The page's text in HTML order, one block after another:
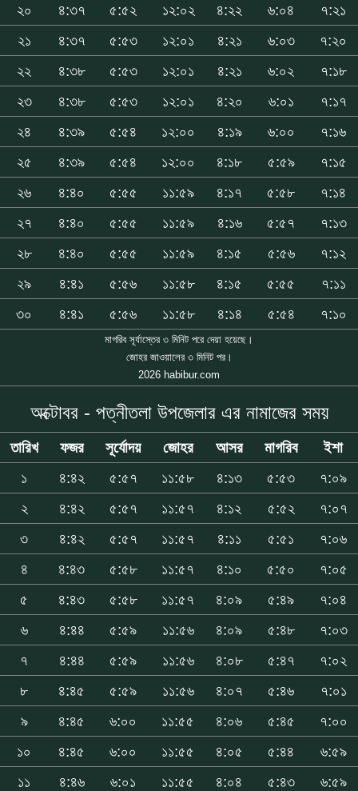
২০
৪:৩৭ ৫:৫২ ১২:০২ ৪:২২ ৬:০৪
৭:২১
২১
৪:৩৭ ৫:৫৩ ১২:০১ ৪:২১ ৬:০৩
৭:২০
২২
৪:৩৮ ৫:৫৩ ১২:০১ ৪:২১ ৬:০২
৭:১৮
২৩
৪:৩৮ ৫:৫৩ ১২:০১ ৪:২০ ৬:০১
৭:১৭
২৪
৪:৩৯ ৫:৫৪ ১২:০০ ৪:১৯ ৬:০০
৭:১৬
২৫
৪:৩৯ ৫:৫৪ ১২:০০ ৪:১৮ ৫:৫৯
৭:১৫
২৬
৪:৪০ ৫:৫৫ ১১:৫৯ ৪:১৭ ৫:৫৮
৭:১৪
২৭
৪:৪০ ৫:৫৫ ১১:৫৯ ৪:১৬ ৫:৫৭
৭:১৩
২৮
৪:৪০ ৫:৫৫ ১১:৫৯ ৪:১৫ ৫:৫৬
৭:১২
২৯
৪:৪১ ৫:৫৬ ১১:৫৮ ৪:১৫ ৫:৫৫
৭:১১
৩০
৪:৪১ ৫:৫৬ ১১:৫৮ ৪:১৪ ৫:৫৪ ৭:১০
মাগরিব সূর্যাস্তের ৩ মিনিট পরে দেয়া হয়েছে।
জোহর জাওয়ালের ৩ মিনিট পর।
2026 habibur.com
অক্টোবর - পত্নীতলা উপজেলার এর নামাজের সময়
তারিখ ফজর সূর্যোদয় জোহর আসর মাগরিব
ইশা
১
৪:৪২ ৫:৫৭ ১১:৫৮ ৪:১৩ ৫:৫৩
৭:০৯
২
৪:৪২ ৫:৫৭ ১১:৫৭ ৪:১২ ৫:৫২
৭:০৭
৩
৪:৪২ ৫:৫৭ ১১:৫৭ ৪:১১ ৫:৫১
৭:০৬
৪
৪:৪৩ ৫:৫৮ ১১:৫৭ ৪:১০ ৫:৫০
৭:০৫
৫
৪:৪৩ ৫:৫৮ ১১:৫৭ ৪:০৯ ৫:৪৯
৭:০৪
৬
৪:৪৪ ৫:৫৯ ১১:৫৬ ৪:০৯ ৫:৪৮
৭:০৩
৭
৪:৪৪ ৫:৫৯ ১১:৫৬ ৪:০৮ ৫:৪৭
৭:০২
৮
৪:৪৫ ৫:৫৯ ১১:৫৬ ৪:০৭ ৫:৪৬
৭:০১
৯
৪:৪৫ ৬:০০ ১১:৫৫ ৪:০৬ ৫:৪৫
৭:০০
১০
৪:৪৫ ৬:০০ ১১:৫৫ ৪:০৫ ৫:৪৪
৬:৫৯
১১
৪:৪৬ ৬:০১ ১১:৫৫ ৪:০৪ ৫:৪৩
৬:৫৯